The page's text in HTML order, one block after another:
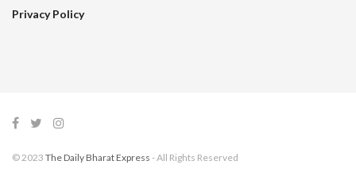
Privacy Policy
© 2023 The Daily Bharat Express - All Rights Reserved